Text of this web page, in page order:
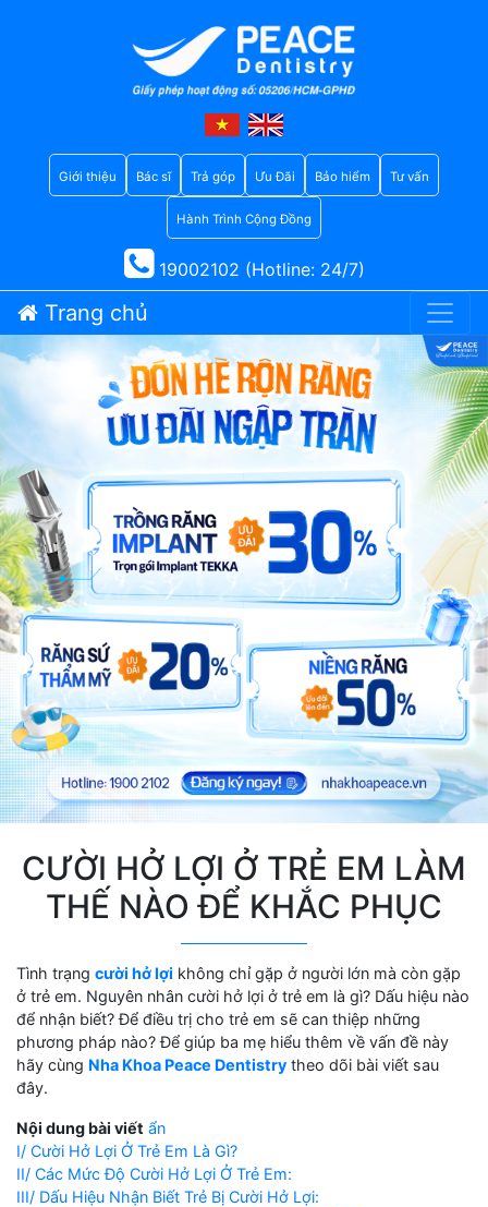
Giới thiệu Bác sĩ Trả góp Ưu Đãi Bảo hiểm Tư vấn
Hành Trình Cộng Đồng
19002102 (Hotline: 24/7)
Trang chủ
CƯỜI HỞ LỢI Ở TRẺ EM LÀM
THẾ NÀO ĐỂ KHẮC PHỤC
Tình trạng cười hở lợi không chỉ gặp ở người lớn mà còn gặp
ở trẻ em. Nguyên nhân cười hở lợi ở trẻ em là gì? Dấu hiệu nào
để nhận biết? Để điều trị cho trẻ em sẽ can thiệp những
phương pháp nào? Để giúp ba mẹ hiểu thêm về vấn đề này
hãy cùng Nha Khoa Peace Dentistry theo dõi bài viết sau
đây.
Nội dung bài viết ẩn
I/ Cười Hở Lợi Ở Trẻ Em Là Gì?
II/ Các Mức Độ Cười Hở Lợi Ở Trẻ Em:
III/ Dấu Hiệu Nhận Biết Trẻ Bị Cười Hở Lợi: